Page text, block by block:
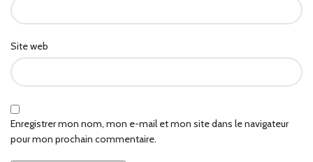
Site web
Enregistrer mon nom, mon e-mail et mon site dans le navigateur
pour mon prochain commentaire.